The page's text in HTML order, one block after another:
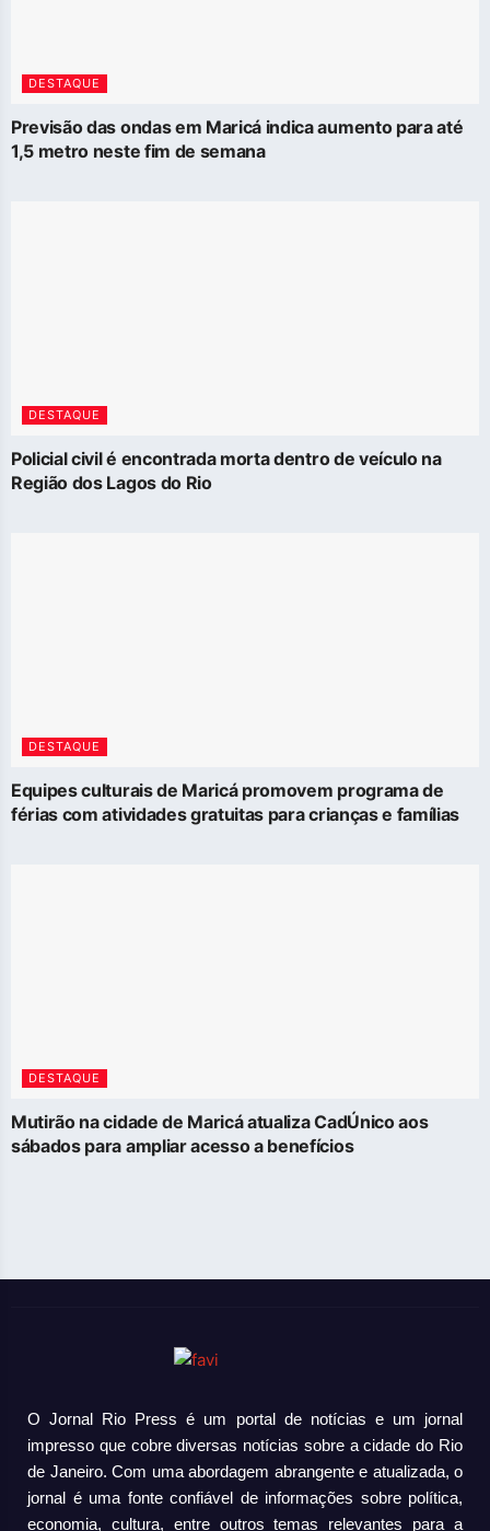
DESTAQUE
Previsão das ondas em Maricá indica aumento para até
1,5 metro neste fim de semana
DESTAQUE
Policial civil é encontrada morta dentro de veículo na
Região dos Lagos do Rio
DESTAQUE
Equipes culturais de Maricá promovem programa de
férias com atividades gratuitas para crianças e famílias
DESTAQUE
Mutirão na cidade de Maricá atualiza CadÚnico aos
sábados para ampliar acesso a benefícios
O Jornal Rio Press é um portal de notícias e um jornal
impresso que cobre diversas notícias sobre a cidade do Rio
de Janeiro. Com uma abordagem abrangente e atualizada, o
jornal é uma fonte confiável de informações sobre política,
economia, cultura, entre outros temas relevantes para a